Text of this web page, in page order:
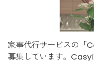
家事代行サービスの「
募集しています。